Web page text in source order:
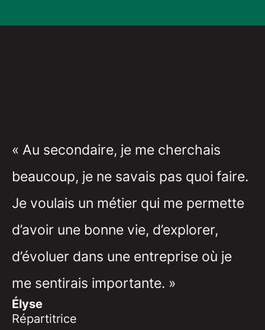
« Au secondaire, je me cherchais
beaucoup, je ne savais pas quoi faire.
Je voulais un métier qui me permette
d’avoir une bonne vie, d’explorer,
d’évoluer dans une entreprise où je
me sentirais importante. »
Élyse
Répartitrice